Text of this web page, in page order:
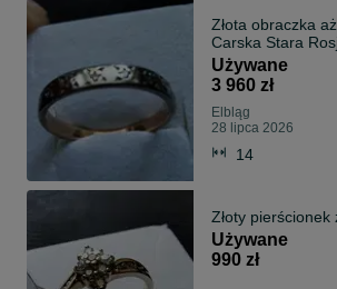
Złota obraczka ażurowa UNIKAT
Używane
3 960 zł
Elbląg
28 lipca 2026
14
Złoty pierścionek
Używane
990 zł